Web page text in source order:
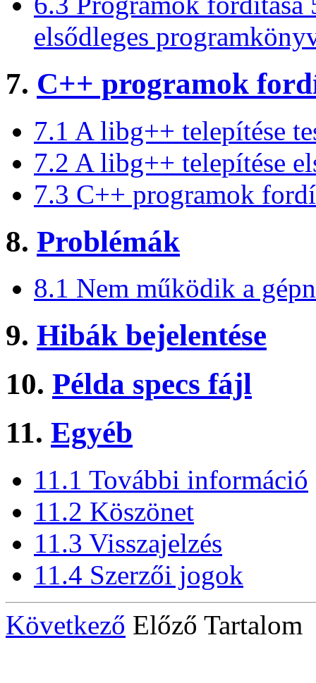
elsődleges
7. C++ programok
7.1 A libg++ telepítése
7.2 A libg++ telepítése
7.3 C++ programok
8. Problémák
8.1 Nem működik a
9. Hibák bejelentése
10. Példa specs fájl
11. Egyéb
11.1 További információ
11.2 Köszönet
11.3 Visszajelzés
11.4 Szerzői jogok
Következő Előző Tartalom